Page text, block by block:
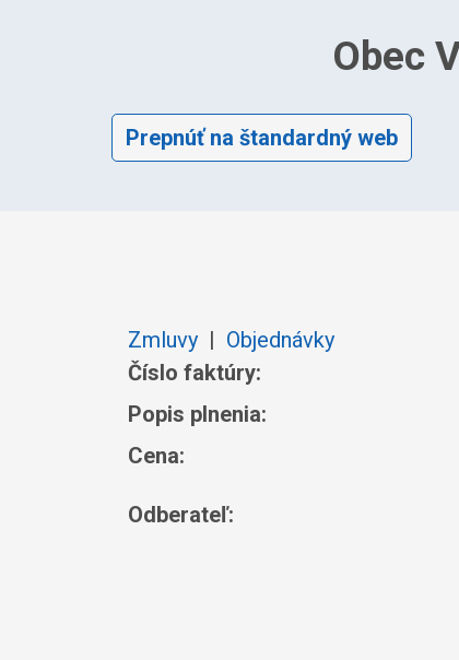
Obec
Prepnúť na štandardný web
Zmluvy | Objednávky
Číslo faktúry:
Popis plnenia:
Cena:
Odberateľ: